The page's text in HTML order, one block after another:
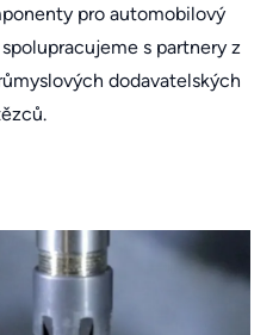
pro automobilový
s partnery z
dodavatelských